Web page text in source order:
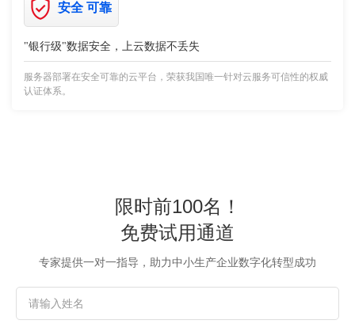
安全 可靠
"银行级"数据安全，上云数据不丢失
服务器部署在安全可靠的云平台，荣获我国唯一针对云服务可信性的权威
认证体系。
限时前100名！
免费试用通道
专家提供一对一指导，助力中小生产企业数字化转型成功